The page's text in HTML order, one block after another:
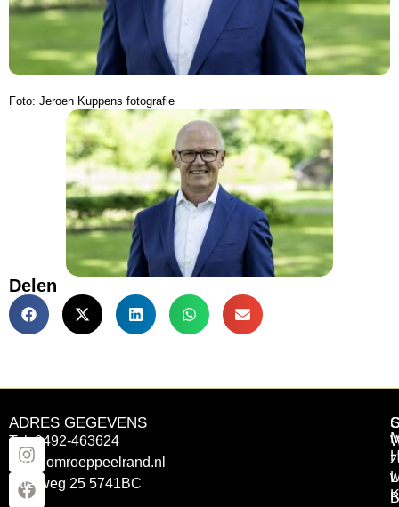
Foto: Jeroen Kuppens fotografie
Delen
ADRES GEGEVENS
Tel: 0492-463624
info@omroeppeelrand.nl
Otterweg 25 5741BC